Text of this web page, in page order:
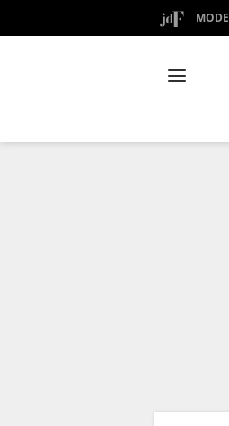
MODE